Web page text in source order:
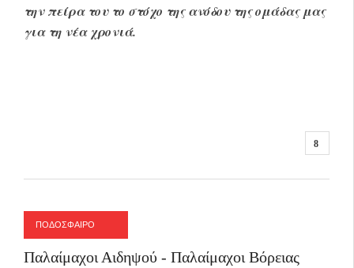
την πείρα του το στόχο της ανόδου της ομάδας μας
για τη νέα χρονιά.
ΠΟΔΟΣΦΑΙΡΟ
Παλαίμαχοι Αιδηψού - Παλαίμαχοι Βόρειας